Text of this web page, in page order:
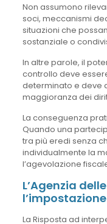
Non assumono
soci, meccanismi
situazioni che
sostanziale o
In altre parole, il
controllo deve
determinato e deve
maggioranza dei
La conseguenza
Quando una
tra più eredi senza
individualmente la
l’agevolazione
L’Agenzia
l’impostazione
La Risposta ad